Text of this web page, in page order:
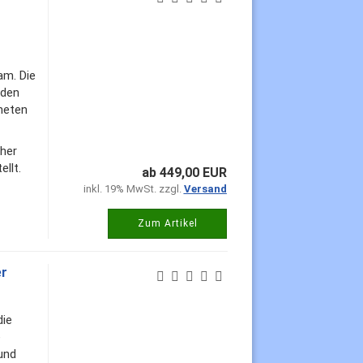
Die
ab 449,00 EUR
inkl. 19% MwSt. zzgl. Versand
Zum Artikel